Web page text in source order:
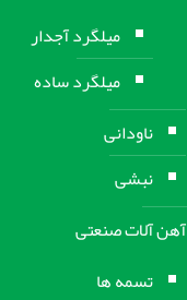
میلگرد آجدار
میلگرد ساده
ناودانی
نبشی
آهن آلات صنعتی
تسمه ها